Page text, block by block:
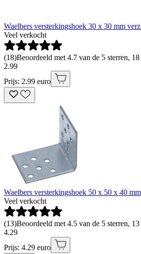
Waelbers versterkingshoek 30 x 30 mm
Veel verkocht
(18)Beoordeeld met 4.7 van de 5 sterren,
2.99
Prijs: 2.99 euro
Waelbers versterkingshoek 50 x 50 x 40
Veel verkocht
(13)Beoordeeld met 4.5 van de 5 sterren,
4.29
Prijs: 4.29 euro